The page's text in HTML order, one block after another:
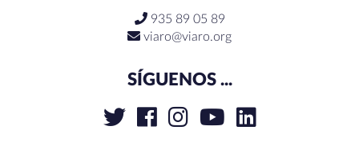
935 89 05 89
viaro@viaro.org
SÍGUENOS ...